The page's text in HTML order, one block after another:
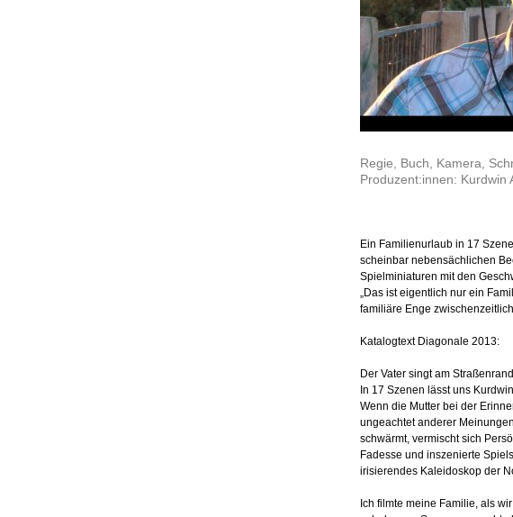
Regie, Buch, Kamera,
Produzent:innen: Kurdwin
Ein Familienurlaub in 17
scheinbar nebensächlichen
Spielminiaturen mit den
„Das ist eigentlich nur ein
familiäre Enge
Katalogtext Diagonale 2013:
Der Vater singt am
In 17 Szenen lässt uns
Wenn die Mutter bei der
ungeachtet anderer
schwärmt, vermischt sich
Fadesse und inszenierte
irisierendes Kaleidoskop der
Ich filmte meine Familie, als